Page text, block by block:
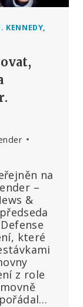
KENNEDY,
na
–
&
které
z role